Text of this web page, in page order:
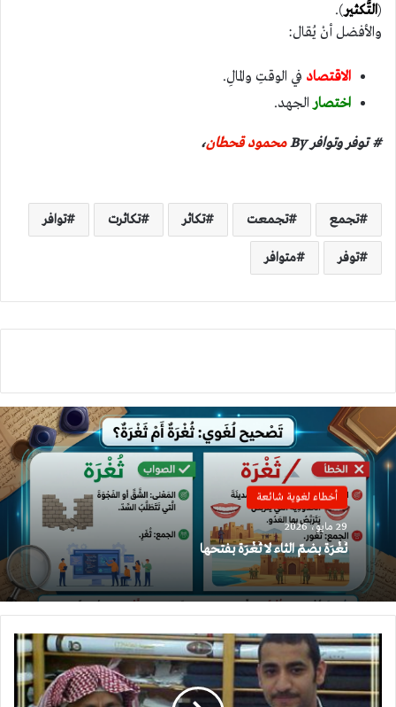
(التَّكثير).
والأفضل أنْ يُقال:
الاقتصاد في الوقتِ والمالِ.
اختصارالجهد.
# توفر وتوافر By محمود قحطان،
تجمع تجمعت تكاثر تكاثرت توافر
توفر متوافر
أخطاء لغوية شائعة
29 مايو، 2026
ثُغْرَة بضمّ الثاء لا ثَغْرَة بفتحها
قحطان
قاسم
نصر
في